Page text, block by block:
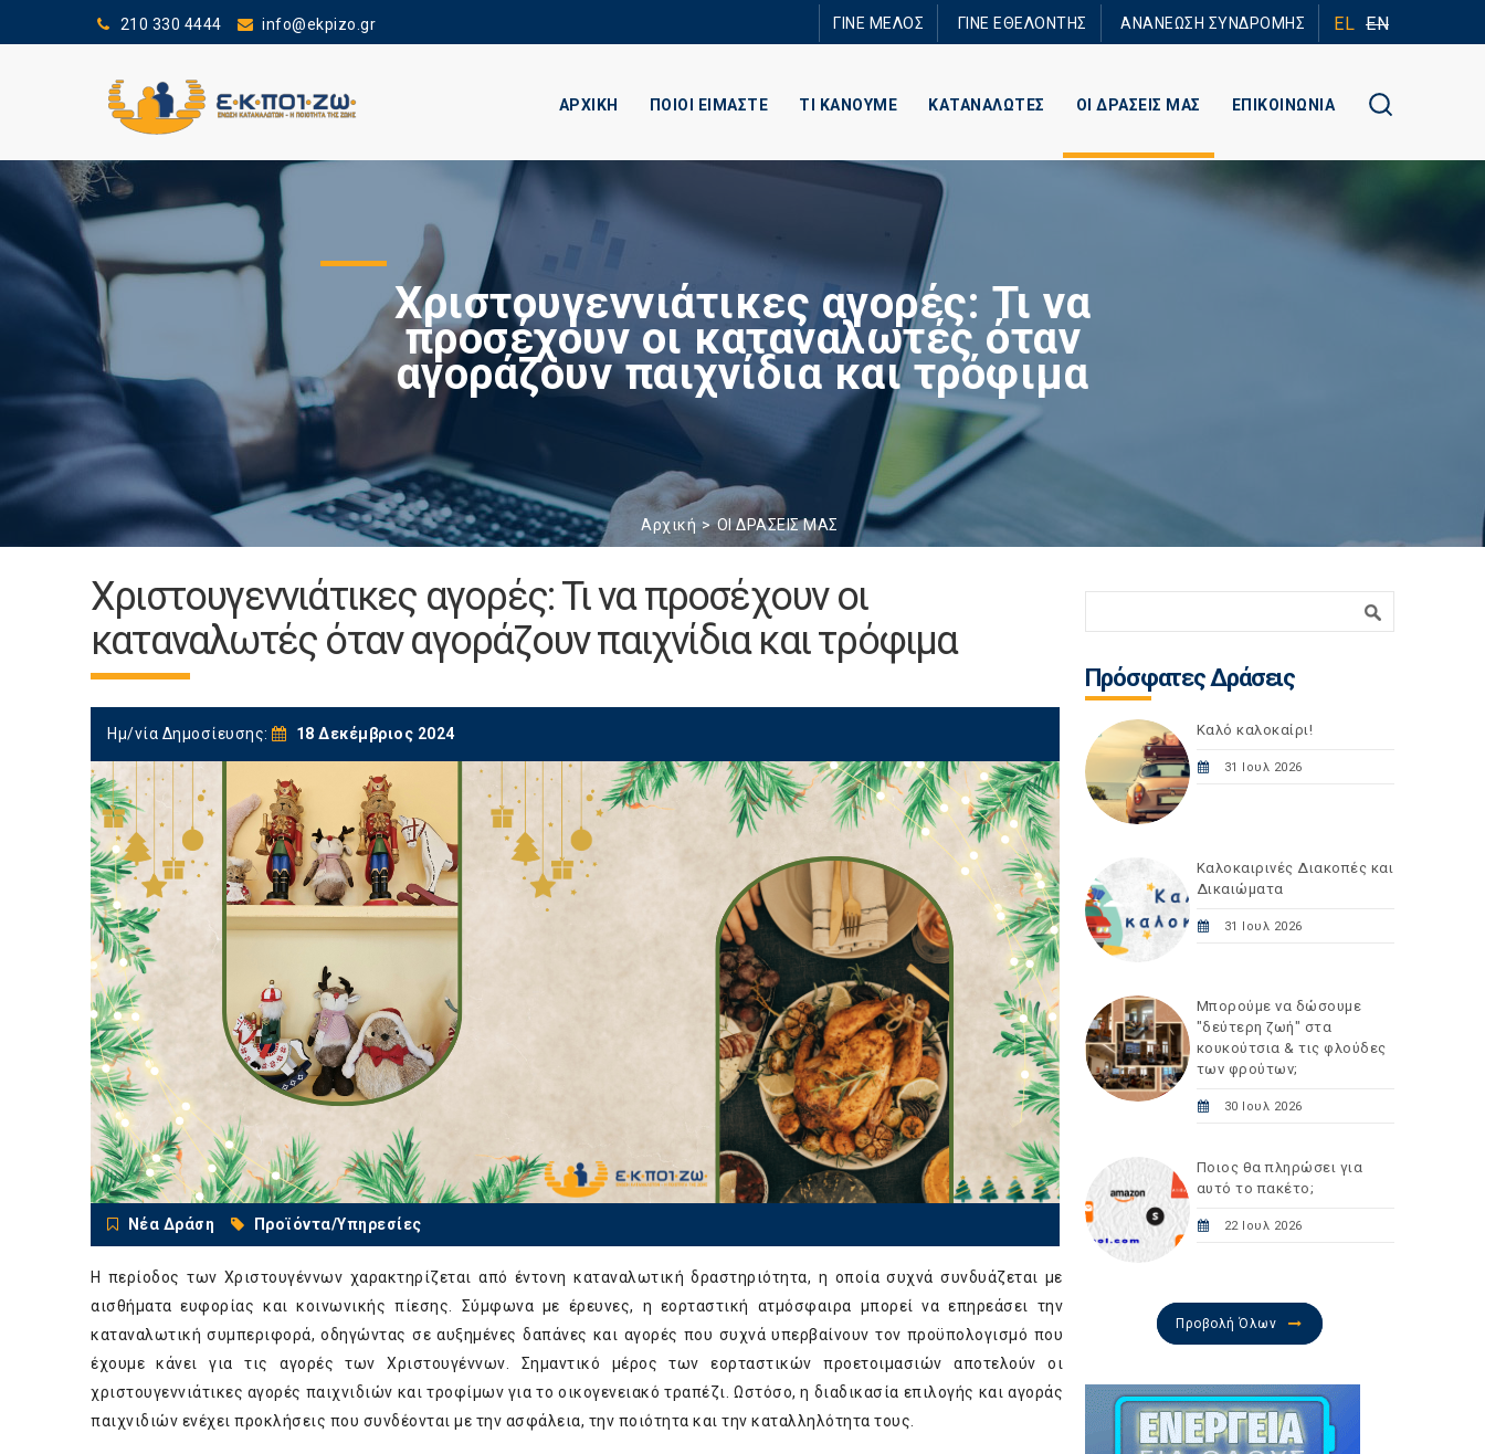
210 330 4444 info@ekpizo.gr ΓΙΝΕ ΜΕΛΟΣ ΓΙΝΕ ΕΘΕΛΟΝΤΗΣ ΑΝΑΝΕΩΣΗ ΣΥΝΔΡΟΜΗΣ EL EN
ΑΡΧΙΚΗ ΠΟΙΟΙ ΕΙΜΑΣΤΕ ΤΙ ΚΑΝΟΥΜΕ ΚΑΤΑΝΑΛΩΤΕΣ ΟΙ ΔΡΑΣΕΙΣ ΜΑΣ ΕΠΙΚΟΙΝΩΝΙΑ
Χριστουγεννιάτικες αγορές: Τι να
προσέχουν οι καταναλωτές όταν
αγοράζουν παιχνίδια και τρόφιμα
Αρχική ΟΙ ΔΡΑΣΕΙΣ ΜΑΣ
Χριστουγεννιάτικες αγορές: Τι να προσέχουν οι
καταναλωτές όταν αγοράζουν παιχνίδια και τρόφιμα
Ημ/νία Δημοσίευσης: 18 Δεκέμβριος 2024
Νέα Δράση Προϊόντα/Υπηρεσίες
Η περίοδος των Χριστουγέννων χαρακτηρίζεται από έντονη καταναλωτική δραστηριότητα, η οποία συχνά συνδυάζεται με
αισθήματα ευφορίας και κοινωνικής πίεσης. Σύμφωνα με έρευνες, η εορταστική ατμόσφαιρα μπορεί να επηρεάσει την
καταναλωτική συμπεριφορά, οδηγώντας σε αυξημένες δαπάνες και αγορές που συχνά υπερβαίνουν τον προϋπολογισμό που
έχουμε κάνει για τις αγορές των Χριστουγέννων. Σημαντικό μέρος των εορταστικών προετοιμασιών αποτελούν οι
χριστουγεννιάτικες αγορές παιχνιδιών και τροφίμων για το οικογενειακό τραπέζι. Ωστόσο, η διαδικασία επιλογής και αγοράς
παιχνιδιών ενέχει προκλήσεις που συνδέονται με την ασφάλεια, την ποιότητα και την καταλληλότητα τους.
Πρόσφατες Δράσεις
Καλό καλοκαίρι!
31 Ιουλ 2026
Καλοκαιρινές Διακοπές και
Δικαιώματα
31 Ιουλ 2026
Μπορούμε να δώσουμε
"δεύτερη ζωή" στα
κουκούτσια & τις φλούδες
των φρούτων;
30 Ιουλ 2026
Ποιος θα πληρώσει για
αυτό το πακέτο;
22 Ιουλ 2026
Προβολή Όλων